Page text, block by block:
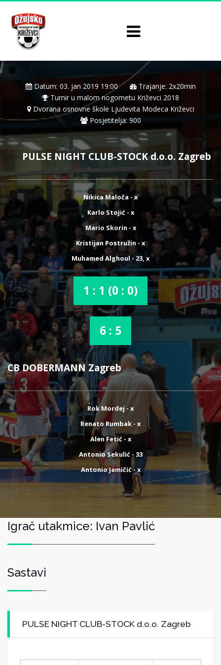
Datum: 03. jan 2019 19:00
Trajanje: 2x20min
Turnir u malom nogometu Križevci 2018
Dvorana osnovne škole Ljudevita Modeca Križevci
Posjetitelja: 900
PULSE NIGHT CLUB-STOCK d.o.o. Zagreb
Nikica Maloča - x
Karlo Stojić - x
Mario Skorin - x
Kristijan Postružin - x
Muhamed Alghoul - 23, x
1 : 1 (0 : 0)
6 : 5
CB DOBERMANN Zagreb
Rok Mordej - x
Renato Rumbak - x
Alen Fetić - x
Antonio Sekulić - 33
Antonio Jamičić - x
Igrač utakmice: Ivan Pavlić
Sastavi
PULSE NIGHT CLUB-STOCK d.o.o. Zagreb